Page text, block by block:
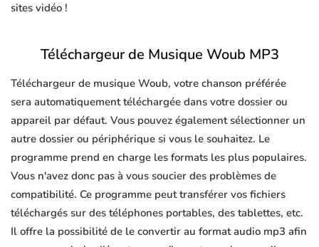
sites vidéo !
Téléchargeur de Musique Woub MP3
Téléchargeur de musique Woub, votre chanson préférée
sera automatiquement téléchargée dans votre dossier ou
appareil par défaut. Vous pouvez également sélectionner un
autre dossier ou périphérique si vous le souhaitez. Le
programme prend en charge les formats les plus populaires.
Vous n'avez donc pas à vous soucier des problèmes de
compatibilité. Ce programme peut transférer vos fichiers
téléchargés sur des téléphones portables, des tablettes, etc.
Il offre la possibilité de le convertir au format audio mp3 afin